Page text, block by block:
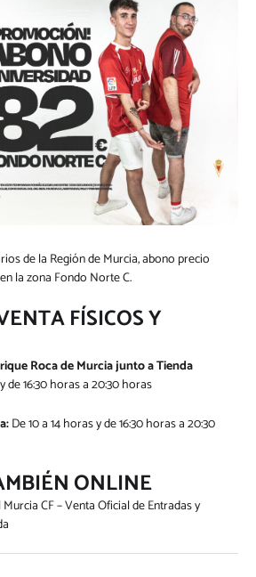
de la Región de Murcia, abono precio
la zona Fondo Norte C.
FÍSICOS Y
Roca de Murcia junto a Tienda
de 16:30 horas a 20:30 horas
De 10 a 14 horas y de 16:30 horas a 20:30
ONLINE
CF – Venta Oficial de Entradas y